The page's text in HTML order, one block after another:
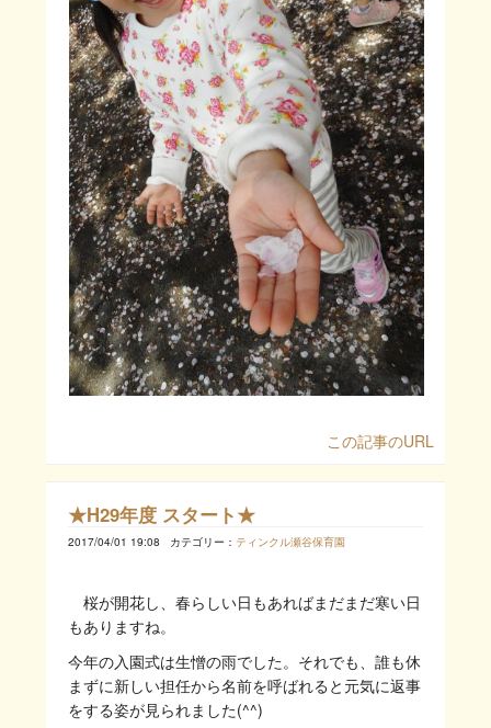
この記事のURL
★H29年度 スタート★
2017/04/01 19:08 カテゴリー： ティンクル瀬谷保育園
桜が開花し、春らしい日もあればまだまだ寒い日
もありますね。
今年の入園式は生憎の雨でした。それでも、誰も休
まずに新しい担任から名前を呼ばれると元気に返事
をする姿が見られました(^^)